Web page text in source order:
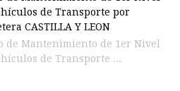
de Transporte por
CASTILLA Y LEON
de Mantenimiento de 1er Nivel
de Transporte ...